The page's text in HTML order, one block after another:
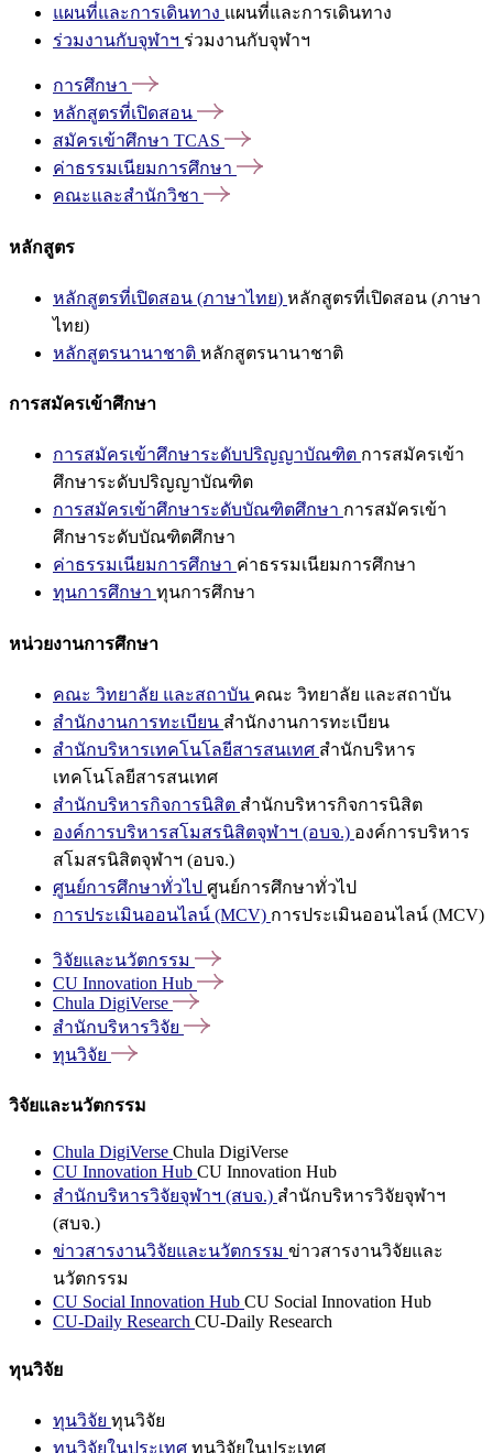
แผนที่และการเดินทาง แผนที่และการเดินทาง
ร่วมงานกับจุฬาฯ ร่วมงานกับจุฬาฯ
การศึกษา
หลักสูตรที่เปิดสอน
สมัครเข้าศึกษา TCAS
ค่าธรรมเนียมการศึกษา
คณะและสำนักวิชา
หลักสูตร
หลักสูตรที่เปิดสอน (ภาษาไทย) หลักสูตรที่เปิดสอน (ภาษา
ไทย)
หลักสูตรนานาชาติ หลักสูตรนานาชาติ
การสมัครเข้าศึกษา
การสมัครเข้าศึกษาระดับปริญญาบัณฑิต การสมัครเข้า
ศึกษาระดับปริญญาบัณฑิต
การสมัครเข้าศึกษาระดับบัณฑิตศึกษา การสมัครเข้า
ศึกษาระดับบัณฑิตศึกษา
ค่าธรรมเนียมการศึกษา ค่าธรรมเนียมการศึกษา
ทุนการศึกษา ทุนการศึกษา
หน่วยงานการศึกษา
คณะ วิทยาลัย และสถาบัน คณะ วิทยาลัย และสถาบัน
สำนักงานการทะเบียน สำนักงานการทะเบียน
สำนักบริหารเทคโนโลยีสารสนเทศ สำนักบริหาร
เทคโนโลยีสารสนเทศ
สำนักบริหารกิจการนิสิต สำนักบริหารกิจการนิสิต
องค์การบริหารสโมสรนิสิตจุฬาฯ (อบจ.) องค์การบริหาร
สโมสรนิสิตจุฬาฯ (อบจ.)
ศูนย์การศึกษาทั่วไป ศูนย์การศึกษาทั่วไป
การประเมินออนไลน์ (MCV) การประเมินออนไลน์ (MCV)
วิจัยและนวัตกรรม
CU Innovation Hub
Chula DigiVerse
สำนักบริหารวิจัย
ทุนวิจัย
วิจัยและนวัตกรรม
Chula DigiVerse Chula DigiVerse
CU Innovation Hub CU Innovation Hub
สำนักบริหารวิจัยจุฬาฯ (สบจ.) สำนักบริหารวิจัยจุฬาฯ
(สบจ.)
ข่าวสารงานวิจัยและนวัตกรรม ข่าวสารงานวิจัยและ
นวัตกรรม
CU Social Innovation Hub CU Social Innovation Hub
CU-Daily Research CU-Daily Research
ทุนวิจัย
ทุนวิจัย ทุนวิจัย
ทุนวิจัยในประเทศ ทุนวิจัยในประเทศ